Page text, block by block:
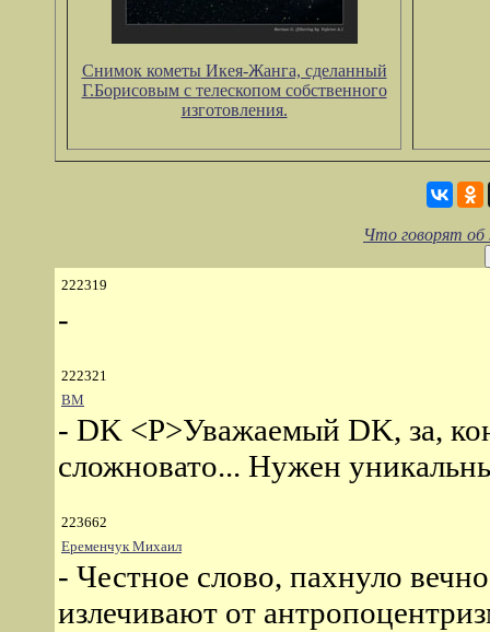
Снимок кометы Икея-Жанга, сделанный
Г.Борисовым с телескопом собственного
изготовления.
Что говорят
222319
-
222321
ВМ
- DK <P>Уважаемый DK, за,
сложновато... Нужен
223662
Еременчук Михаил
- Честное слово, пахнуло
излечивают от